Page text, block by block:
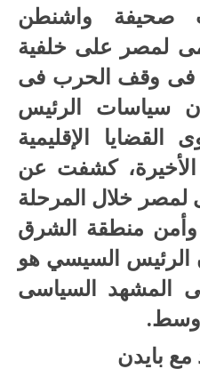
صحيفة واشنطن
لمصر على خلفية
فى وقف الحرب فى
سياسات الرئيس
الإقليمية
كشفت عن
لمصر خلال المرحلة
وأمن منطقة الشرق
الرئيس السيسي هو
فى المشهد السياسى
بايدن